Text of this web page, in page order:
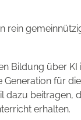
rein
Bildung über
Generation für
dazu beitragen,
erhalten.